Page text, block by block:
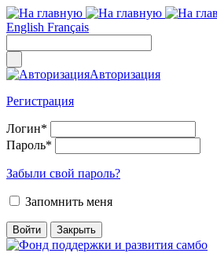
English Français
Авторизация
Регистрация
Логин*
Пароль*
Забыли свой пароль?
Запомнить меня